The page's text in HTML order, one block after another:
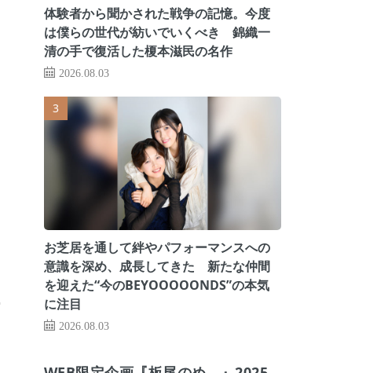
体験者から聞かされた戦争の記憶。今度
は僕らの世代が紡いでいくべき 錦織一
清の手で復活した榎本滋民の名作
2026.08.03
お芝居を通して絆やパフォーマンスへの
意識を深め、成長してきた 新たな仲間
を迎えた“今のBEYOOOOONDS”の本気
に注目
2026.08.03